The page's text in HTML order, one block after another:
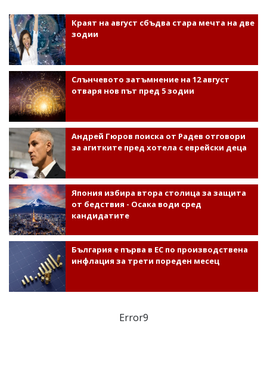
Краят на август сбъдва стара мечта на две
зодии
Слънчевото затъмнение на 12 август
отваря нов път пред 5 зодии
Андрей Гюров поиска от Радев отговори
за агитките пред хотела с еврейски деца
Япония избира втора столица за защита
от бедствия - Осака води сред
кандидатите
България е първа в ЕС по производствена
инфлация за трети пореден месец
Error9